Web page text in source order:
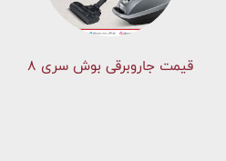
قیمت جاروبرقی بوش سری ۸